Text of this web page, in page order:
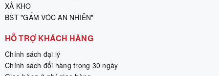
XẢ KHO
BST "GẤM VÓC AN NHIÊN"
HỖ TRỢ KHÁCH HÀNG
Chính sách đại lý
Chính sách đổi hàng trong 30 ngày